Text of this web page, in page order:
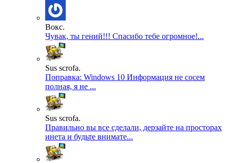
Вокс.
Чувак, ты гений!!! Спасибо тебе огромное!...
Sus scrofa.
Поправка: Windows 10 Информация не сосем
полная, я не ...
Sus scrofa.
Правильно вы все сделали, дерзайте на просторах
инета и будьте внимате...